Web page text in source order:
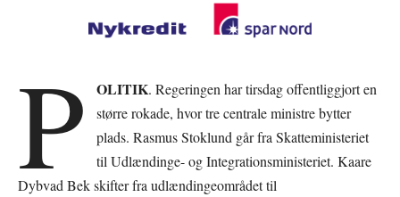
P OLITIK. Regeringen har tirsdag offentliggjort en
større rokade, hvor tre centrale ministre bytter
plads. Rasmus Stoklund går fra Skatteministeriet
til Udlændinge- og Integrationsministeriet. Kaare
Dybvad Bek skifter fra udlændingeområdet til